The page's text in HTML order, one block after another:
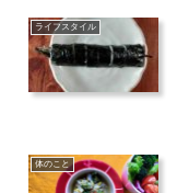
ライフスタイル
体のこと